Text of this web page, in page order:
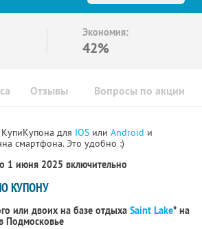
Экономия:
42%
Отзывы Вопросы по акции
для IOS или Android и
смартфона. Это удобно :)
1 июня 2025 включительно
КУПОНУ
или двоих на базе отдыха Saint Lake* на
Подмосковье